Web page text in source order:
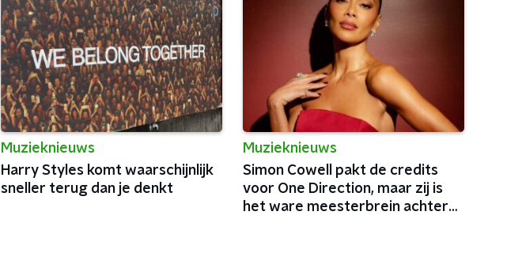
Muzieknieuws
Harry Styles komt waarschijnlijk
sneller terug dan je denkt
Muzieknieuws
Simon Cowell pakt de credits
voor One Direction, maar zij is
het ware meesterbrein achter